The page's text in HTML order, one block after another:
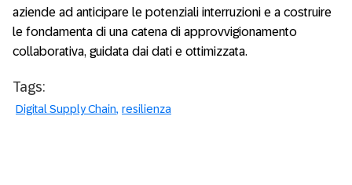
aziende ad anticipare le potenziali interruzioni e a costruire
le fondamenta di una catena di approvvigionamento
collaborativa, guidata dai dati e ottimizzata.
Tags:
Digital Supply Chain resilienza